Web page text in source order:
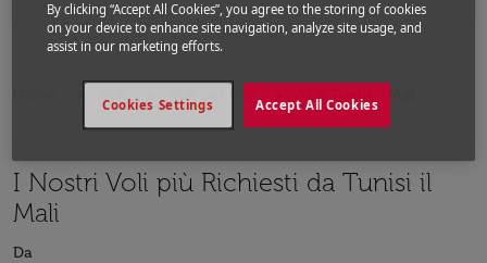
Voli per Mali Voli Tunisi - Mali
I Nostri Voli più Richiesti da Tunisi il
Mali
Da
By clicking “Accept All Cookies”, you agree to the storing of cookies
on your device to enhance site navigation, analyze site usage, and
assist in our marketing efforts.
Accept All Cookies
Cookies Settings